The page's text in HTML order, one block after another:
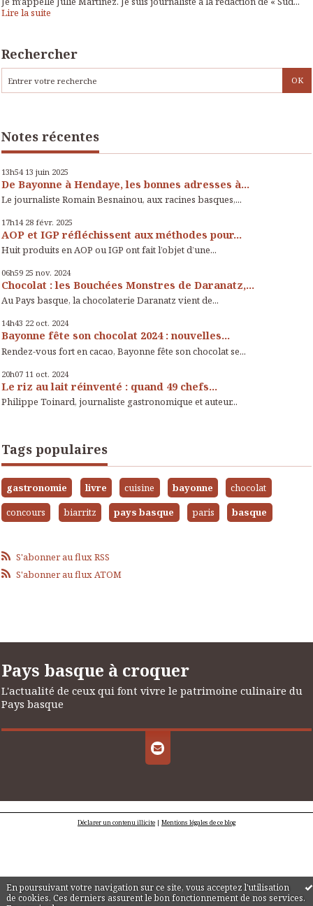
En poursuivant votre navigation sur ce site, vous acceptez l'utilisation
de cookies. Ces derniers assurent le bon fonctionnement de nos services.
Lire la suite
Rechercher
Notes récentes
13h54 13 juin 2025
De Bayonne à Hendaye, les bonnes adresses à...
Le journaliste Romain Besnainou, aux racines basques,...
17h14 28 févr. 2025
AOP et IGP réfléchissent aux méthodes pour...
Huit produits en AOP ou IGP ont fait l’objet d’une...
06h59 25 nov. 2024
Chocolat : les Bouchées Monstres de Daranatz,...
Au Pays basque, la chocolaterie Daranatz vient de...
14h43 22 oct. 2024
Bayonne fête son chocolat 2024 : nouvelles...
Rendez-vous fort en cacao, Bayonne fête son chocolat se...
20h07 11 oct. 2024
Le riz au lait réinventé : quand 49 chefs...
Philippe Toinard, journaliste gastronomique et auteur...
Tags populaires
gastronomie livre cuisine bayonne
chocolat
concours
biarritz pays basque paris basque
S'abonner au flux RSS
S'abonner au flux ATOM
Pays basque à croquer
L'actualité de ceux qui font vivre le patrimoine culinaire du
Pays basque
Déclarer un contenu illicite Mentions légales de ce blog